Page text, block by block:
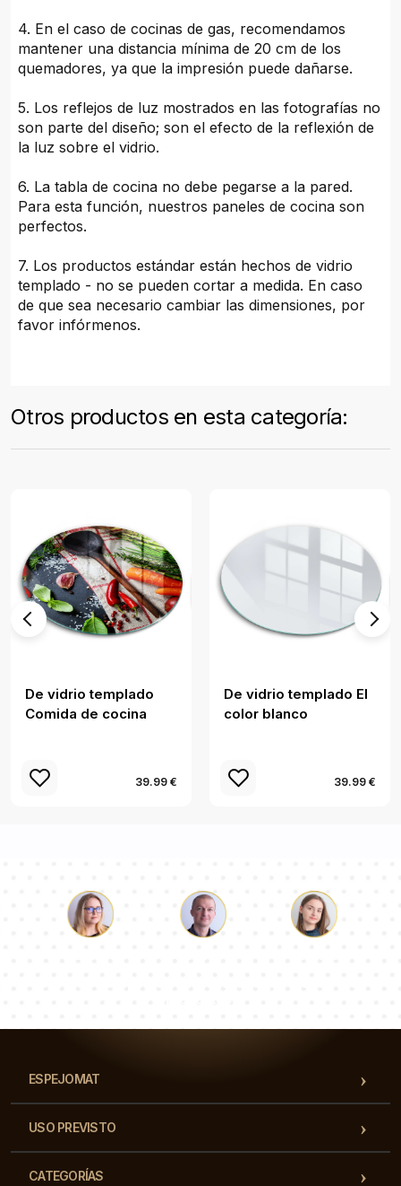
4. En el caso de cocinas de gas, recomendamos
mantener una distancia mínima de 20 cm de los
quemadores, ya que la impresión puede dañarse.
5. Los reflejos de luz mostrados en las fotografías no
son parte del diseño; son el efecto de la reflexión de
la luz sobre el vidrio.
6. La tabla de cocina no debe pegarse a la pared.
Para esta función, nuestros paneles de cocina son
perfectos.
7. Los productos estándar están hechos de vidrio
templado - no se pueden cortar a medida. En caso
de que sea necesario cambiar las dimensiones, por
favor infórmenos.
Otros productos en esta categoría:
De vidrio templado
Comida de cocina
39.99 €
De vidrio templado El
color blanco
39.99 €
ESPEJOMAT
USO PREVISTO
CATEGORÍAS